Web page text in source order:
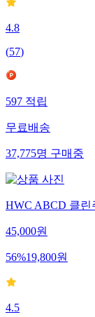
4.8
(57)
597 적립
무료배송
37,775명 구매중
HWC ABCD 클린
45,000원
56%19,800원
4.5